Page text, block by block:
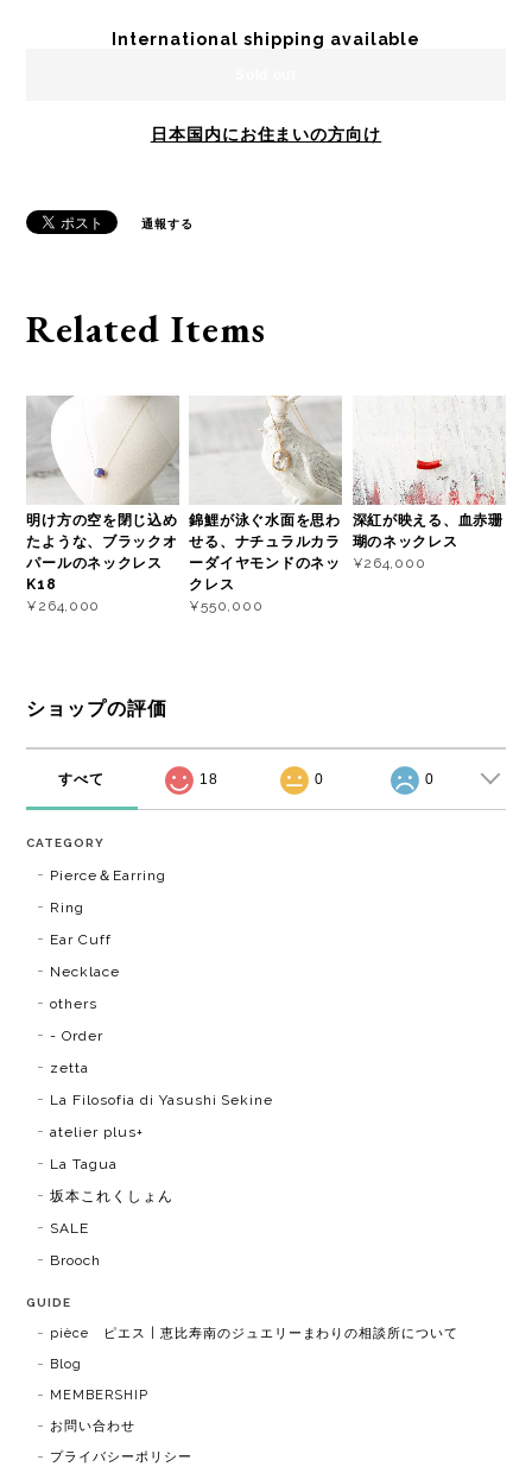
International shipping available
日本国内にお住まいの方向け
通報する
Related Items
明け方の空を閉じ込め
たような、ブラックオ
パールのネックレス
K18
¥264,000
錦鯉が泳ぐ水面を思わ
せる、ナチュラルカラ
ーダイヤモンドのネッ
クレス
¥550,000
深紅が映える、血赤珊
瑚のネックレス
¥264,000
ショップの評価
すべて 18 0 0
CATEGORY
Pierce＆Earring
Ring
Ear Cuff
Necklace
others
- Order
zetta
La Filosofia di Yasushi Sekine
atelier plus+
La Tagua
坂本これくしょん
SALE
Brooch
GUIDE
pièce ピエス | 恵比寿南のジュエリーまわりの相談所について
Blog
MEMBERSHIP
お問い合わせ
プライバシーポリシー